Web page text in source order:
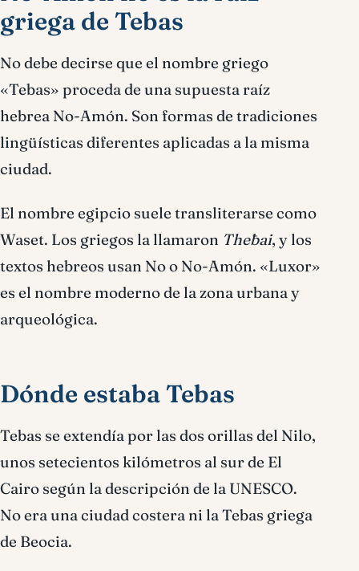
griega de Tebas
No debe decirse que el nombre griego
«Tebas» proceda de una supuesta raíz
hebrea No-Amón. Son formas de tradiciones
lingüísticas diferentes aplicadas a la misma
ciudad.
El nombre egipcio suele transliterarse como
Waset. Los griegos la llamaron Thēbai, y los
textos hebreos usan No o No-Amón. «Luxor»
es el nombre moderno de la zona urbana y
arqueológica.
Dónde estaba Tebas
Tebas se extendía por las dos orillas del Nilo,
unos setecientos kilómetros al sur de El
Cairo según la descripción de la UNESCO.
No era una ciudad costera ni la Tebas griega
de Beocia.